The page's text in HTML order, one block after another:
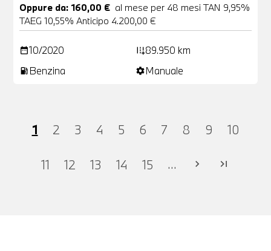
Oppure da: 160,00 € al mese per 48 mesi TAN 9,95%
TAEG 10,55% Anticipo 4.200,00 €
date_range10/2020 add_road89.950 km
local_gas_station Benzina settingsManuale
1 2 3 4 5 6 7 8 9 10
11 12 13 14 15 ... chevron_right last_page